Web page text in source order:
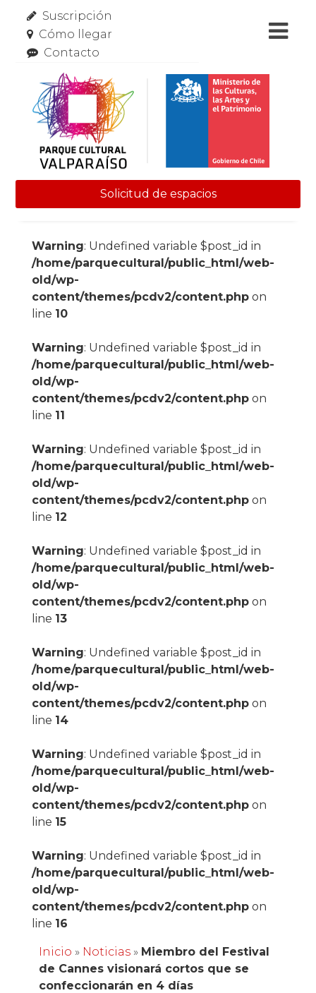
Suscripción
Cómo llegar
Contacto
Solicitud de espacios
Warning: Undefined variable $post_id in
/home/parquecultural/public_html/web-
old/wp-
content/themes/pcdv2/content.phpon
line 10
Warning: Undefined variable $post_id in
/home/parquecultural/public_html/web-
old/wp-
content/themes/pcdv2/content.phpon
line 11
Warning: Undefined variable $post_id in
/home/parquecultural/public_html/web-
old/wp-
content/themes/pcdv2/content.phpon
line 12
Warning: Undefined variable $post_id in
/home/parquecultural/public_html/web-
old/wp-
content/themes/pcdv2/content.phpon
line 13
Warning: Undefined variable $post_id in
/home/parquecultural/public_html/web-
old/wp-
content/themes/pcdv2/content.phpon
line 14
Warning: Undefined variable $post_id in
/home/parquecultural/public_html/web-
old/wp-
content/themes/pcdv2/content.phpon
line 15
Warning: Undefined variable $post_id in
/home/parquecultural/public_html/web-
old/wp-
content/themes/pcdv2/content.phpon
line 16
Inicio » Noticias» Miembro del Festival
de Cannes visionará cortos que se
confeccionarán en 4 días